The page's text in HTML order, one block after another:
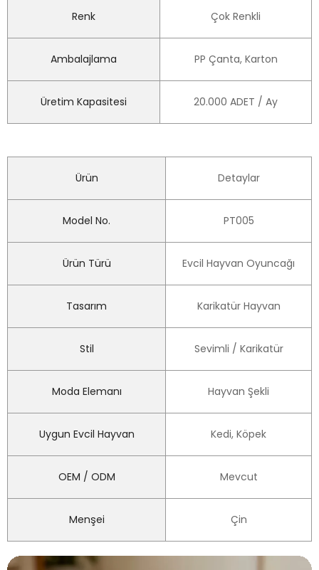
Renk Çok Renkli
Ambalajlama PP Çanta, Karton
Üretim Kapasitesi 20.000 ADET / Ay
Ürün Detaylar
Model No. PT005
Ürün Türü Evcil Hayvan Oyuncağı
Tasarım Karikatür Hayvan
Stil Sevimli / Karikatür
Moda Elemanı Hayvan Şekli
Uygun Evcil Hayvan Kedi, Köpek
OEM / ODM Mevcut
Menşei Çin